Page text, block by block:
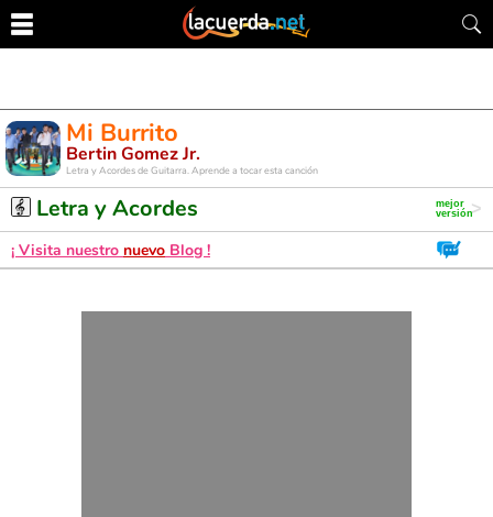
Mi Burrito
Bertin Gomez Jr.
Letra y Acordes de Guitarra. Aprende a tocar esta canción
Letra y Acordes
¡ Visita nuestro nuevo Blog !